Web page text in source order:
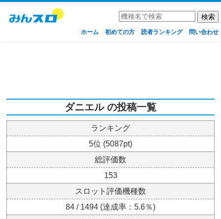
ホーム 初めての方 読者ランキング 問い合わせ
ダニエル の投稿一覧
ランキング
5位 (5087pt)
総評価数
153
スロット評価機種数
84 / 1494 (達成率：5.6％)